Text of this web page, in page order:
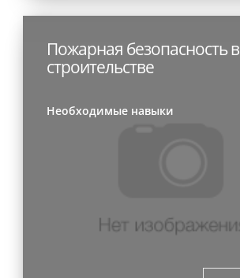
Пожарная безопасность в
строительстве
Необходимые навыки